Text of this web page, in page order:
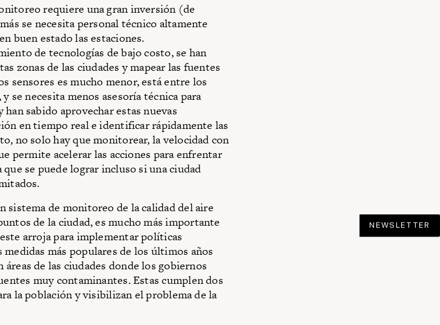
requiere una gran inversión (de
se necesita personal técnico altamente
buen estado las estaciones.
de tecnologías de bajo costo, se han
zonas de las ciudades y mapear las fuentes
sensores es mucho menor, está entre los
se necesita menos asesoría técnica para
sabido aprovechar estas nuevas
en tiempo real e identificar rápidamente las
no solo hay que monitorear, la velocidad con
permite acelerar las acciones para enfrentar
se puede lograr incluso si una ciudad
sistema de monitoreo de la calidad del aire
de la ciudad, es mucho más importante
arroja para implementar políticas
medidas más populares de los últimos años
áreas de las ciudades donde los gobiernos
muy contaminantes. Estas cumplen dos
la población y visibilizan el problema de la
NEWSLETTER